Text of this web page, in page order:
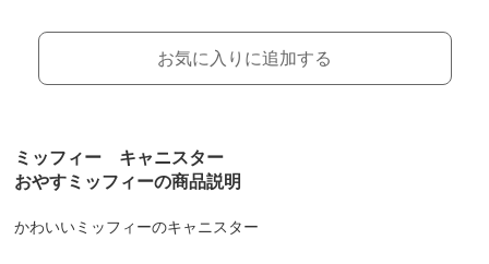
お気に入りに追加する
ミッフィー キャニスター
おやすミッフィーの商品説明
かわいいミッフィーのキャニスター